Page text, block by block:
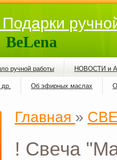
BeLena
ручной работы НОВОСТИ и
Об эфирных маслах
Главная »
! Свеча